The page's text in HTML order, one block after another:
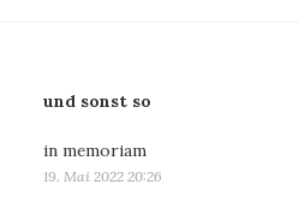
und sonst so
in memoriam
19. Mai 2022 20:26